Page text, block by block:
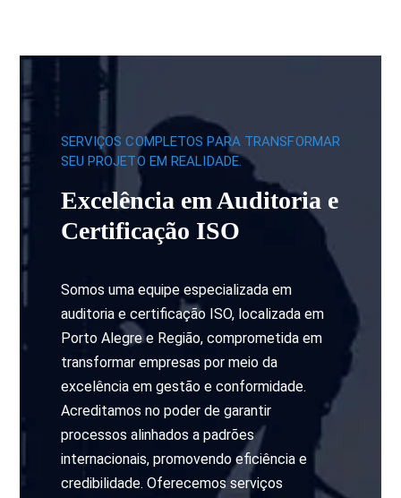
SERVIÇOS COMPLETOS PARA TRANSFORMAR
SEU PROJETO EM REALIDADE.
Excelência em Auditoria e
Certificação ISO
Somos uma equipe especializada em
auditoria e certificação ISO, localizada em
Porto Alegre e Região, comprometida em
transformar empresas por meio da
excelência em gestão e conformidade.
Acreditamos no poder de garantir
processos alinhados a padrões
internacionais, promovendo eficiência e
credibilidade. Oferecemos serviços